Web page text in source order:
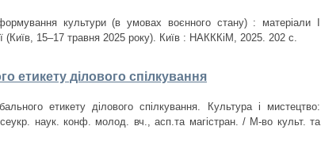
культури (в умовах воєнного стану) : матеріали І
(Київ, 15–17 травня 2025 року). Київ : НАКККіМ, 2025. 202 с.
етикету ділового спілкування
етикету ділового спілкування. Культура і мистецтво:
наук. конф. молод. вч., асп.та магістран. / М-во культ. та